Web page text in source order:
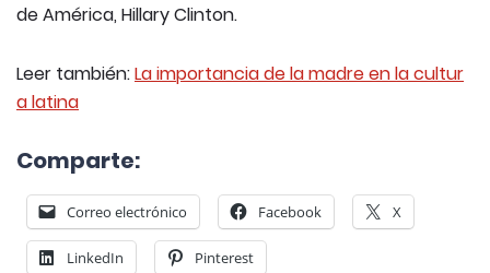
de América, Hillary Clinton.
Leer también:La importancia de la madre en la cultur
a latina
Comparte:
Correo electrónico Facebook X
LinkedIn Pinterest